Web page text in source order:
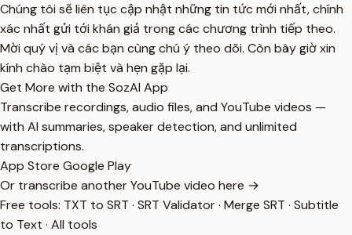
Chúng tôi sẽ liên tục cập nhật những tin tức mới nhất, chính
xác nhất gửi tới khán giả trong các chương trình tiếp theo.
Mời quý vị và các bạn cùng chú ý theo dõi. Còn bây giờ xin
kính chào tạm biệt và hẹn gặp lại.
Get More with the SozAI App
Transcribe recordings, audio files, and YouTube videos —
with AI summaries, speaker detection, and unlimited
transcriptions.
App Store Google Play
Or transcribe another YouTube video here →
Free tools: TXT to SRT · SRT Validator· Merge SRT · Subtitle
to Text · All tools